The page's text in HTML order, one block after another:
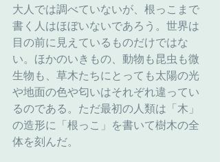
大人では調べていないが、根っこまで
書く人はほぼいないであろう。世界は
目の前に見えているものだけではな
い。ほかのいきもの、動物も昆虫も微
生物も、草木たちにとっても太陽の光
や地面の色や匂いはそれぞれ違ってい
るのである。ただ最初の人類は「木」
の造形に「根っこ」を書いて樹木の全
体を刻んだ。